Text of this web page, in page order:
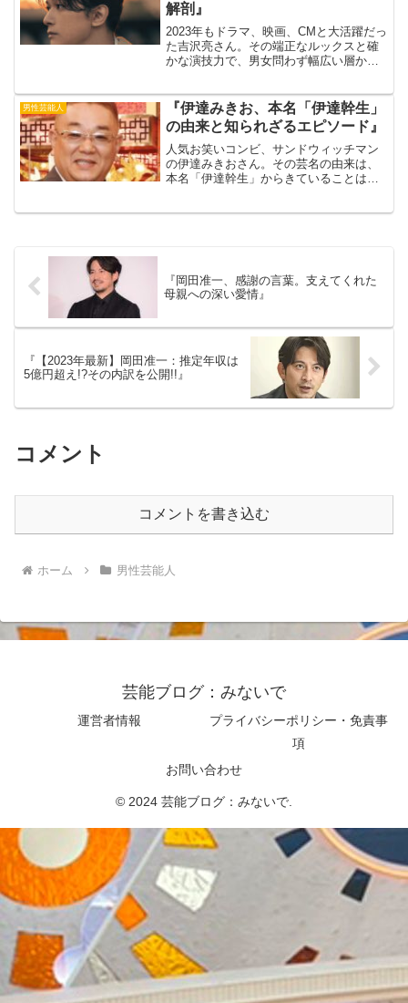
解剖』
2023年もドラマ、映画、CMと大活躍だっ
た吉沢亮さん。その端正なルックスと確
かな演技力で、男女問わず幅広い層から
吉沢亮さんの年収はいくら？吉沢亮さん
の2023年の...
男性芸能人
『伊達みきお、本名「伊達幹生」
の由来と知られざるエピソード』
人気お笑いコンビ、サンドウィッチマン
の伊達みきおさん。その芸名の由来は、
本名「伊達幹生」からきていることはご
『岡田准一、感謝の言葉。支えてくれた
母親への深い愛情』
『【2023年最新】岡田准一：推定年収は
5億円超え!?その内訳を公開!!』
コメント
コメントを書き込む
ホーム 男性芸能人
芸能ブログ：みないで
運営者情報
プライバシーポリシー・免責事
項
お問い合わせ
© 2024 芸能ブログ：みないで.